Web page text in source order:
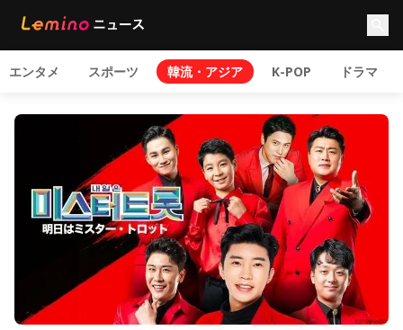
エンタメ スポーツ 韓流・アジア K-POP ドラマ